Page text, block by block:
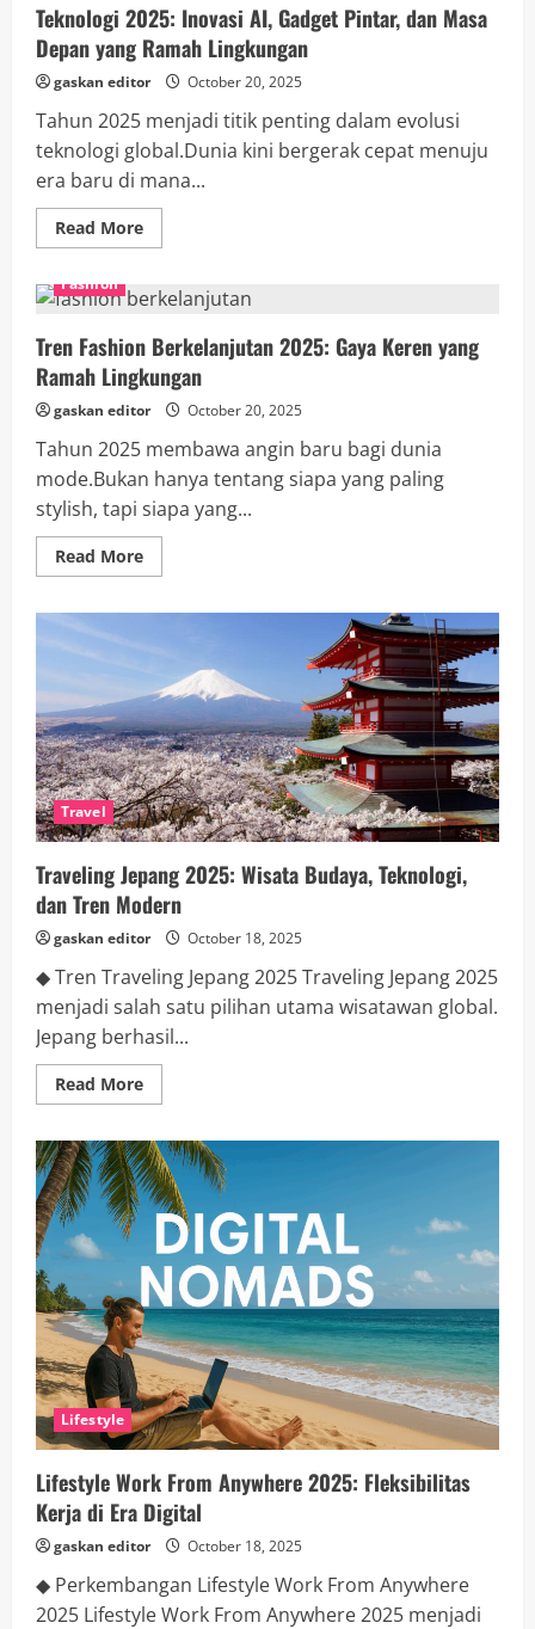
Teknologi 2025: Inovasi AI, Gadget Pintar, dan Masa
Depan yang Ramah Lingkungan
gaskan editor October 20, 2025
Tahun 2025 menjadi titik penting dalam evolusi
teknologi global.Dunia kini bergerak cepat menuju
era baru di mana...
Read MoreRead
more
2025:
Inovasi
Gadget
Pintar,
dan
Masa
Depan
Ramah
Lingkungan
Fashion
Tren Fashion Berkelanjutan 2025: Gaya Keren yang
Ramah Lingkungan
gaskan editor October 20, 2025
Tahun 2025 membawa angin baru bagi dunia
mode.Bukan hanya tentang siapa yang paling
stylish, tapi siapa yang...
Read MoreRead
more
Gaya
Keren
yang
Ramah
Lingkungan
Travel
Traveling Jepang 2025: Wisata Budaya, Teknologi,
dan Tren Modern
gaskan editor October 18, 2025
◆ Tren Traveling Jepang 2025 Traveling Jepang 2025
menjadi salah satu pilihan utama wisatawan global.
Jepang berhasil...
Read MoreRead
more
Jepang
2025:
Wisata
Budaya,
Teknologi,
Tren
Modern
Lifestyle
Lifestyle Work From Anywhere 2025: Fleksibilitas
Kerja di Era Digital
gaskan editor October 18, 2025
◆ Perkembangan Lifestyle Work From Anywhere
2025 Lifestyle Work From Anywhere 2025 menjadi